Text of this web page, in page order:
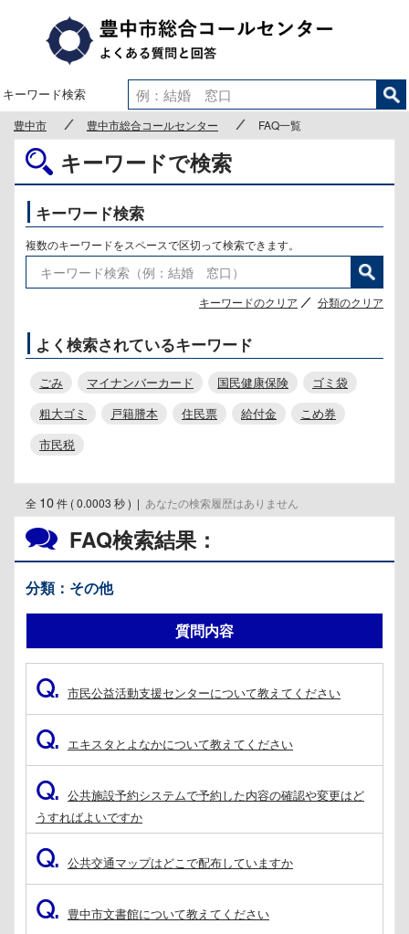
キーワード検索
豊中市 豊中市総合コールセンター FAQ一覧
キーワードで検索
キーワード検索
複数のキーワードをスペースで区切って検索できます。
キーワードのクリア 分類のクリア
よく検索されているキーワード
ごみ マイナンバーカード 国民健康保険
ゴミ袋
粗大ゴミ
戸籍謄本 住民票 給付金
こめ券
市民税
FAQ検索結果：
分類：その他
全 10件 ( 0.0003 秒 ) | あなたの検索履歴はありません
質問内容
Q. 市民公益活動支援センターについて教えてください
Q. エキスタとよなかについて教えてください
Q. 公共施設予約システムで予約した内容の確認や変更はど
うすればよいですか
Q. 公共交通マップはどこで配布していますか
Q. 豊中市文書館について教えてください